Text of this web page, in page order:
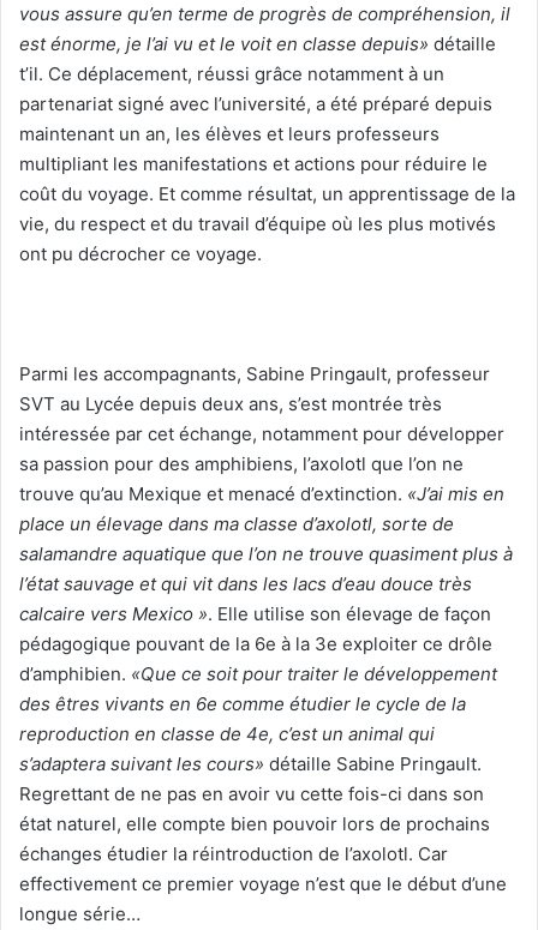
vous assure qu’en terme de progrès de compréhension, il
est énorme, je l’ai vu et le voit en classe depuis» détaille
t’il. Ce déplacement, réussi grâce notamment à un
partenariat signé avec l’université, a été préparé depuis
maintenant un an, les élèves et leurs professeurs
multipliant les manifestations et actions pour réduire le
coût du voyage. Et comme résultat, un apprentissage de la
vie, du respect et du travail d’équipe où les plus motivés
ont pu décrocher ce voyage.
Parmi les accompagnants, Sabine Pringault, professeur
SVT au Lycée depuis deux ans, s’est montrée très
intéressée par cet échange, notamment pour développer
sa passion pour des amphibiens, l’axolotl que l’on ne
trouve qu’au Mexique et menacé d’extinction. «J’ai mis en
place un élevage dans ma classe d’axolotl, sorte de
salamandre aquatique que l’on ne trouve quasiment plus à
l’état sauvage et qui vit dans les lacs d’eau douce très
calcaire vers Mexico ». Elle utilise son élevage de façon
pédagogique pouvant de la 6e à la 3e exploiter ce drôle
d’amphibien. «Que ce soit pour traiter le développement
des êtres vivants en 6e comme étudier le cycle de la
reproduction en classe de 4e, c’est un animal qui
s’adaptera suivant les cours» détaille Sabine Pringault.
Regrettant de ne pas en avoir vu cette fois-ci dans son
état naturel, elle compte bien pouvoir lors de prochains
échanges étudier la réintroduction de l’axolotl. Car
effectivement ce premier voyage n’est que le début d’une
longue série…